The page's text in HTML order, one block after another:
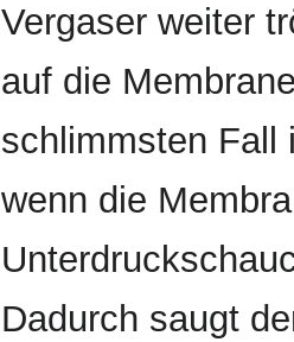
Vergaser weiter
auf die
schlimmsten Fall
wenn die
Dadurch saugt